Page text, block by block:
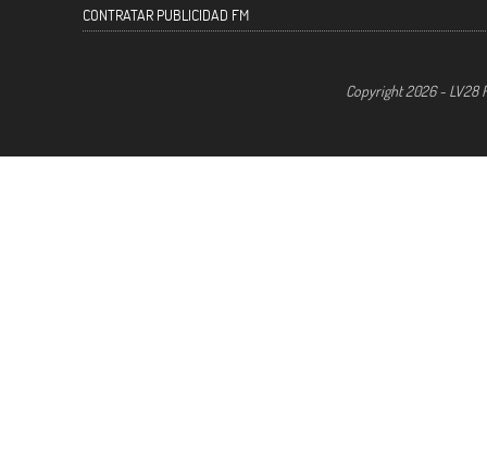
CONTRATAR PUBLICIDAD FM
Copyright 2026 - LV28